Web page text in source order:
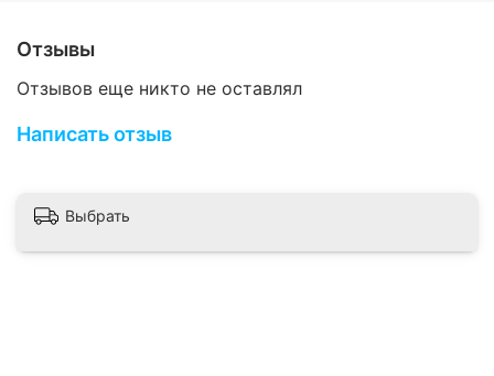
Отзывы
Отзывов еще никто не оставлял
Написать отзыв
Выбрать